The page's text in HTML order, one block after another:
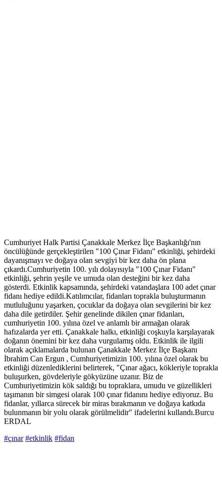
Cumhuriyet Halk Partisi Çanakkale Merkez İlçe Başkanlığı'nın
öncülüğünde gerçekleştirilen "100 Çınar Fidanı" etkinliği, şehirdeki
dayanışmayı ve doğaya olan sevgiyi bir kez daha ön plana
çıkardı.Cumhuriyetin 100. yılı dolayısıyla "100 Çınar Fidanı"
etkinliği, şehrin yeşile ve umuda olan desteğini bir kez daha
gösterdi. Etkinlik kapsamında, şehirdeki vatandaşlara 100 adet çınar
fidanı hediye edildi.Katılımcılar, fidanları toprakla buluşturmanın
mutluluğunu yaşarken, çocuklar da doğaya olan sevgilerini bir kez
daha dile getirdiler. Şehir genelinde dikilen çınar fidanları,
cumhuriyetin 100. yılına özel ve anlamlı bir armağan olarak
hafızalarda yer etti. Çanakkale halkı, etkinliği coşkuyla karşılayarak
doğanın önemini bir kez daha vurgulamış oldu. Etkinlik ile ilgili
olarak açıklamalarda bulunan Çanakkale Merkez İlçe Başkanı
İbrahim Can Ergun , Cumhuriyetimizin 100. yılına özel olarak bu
etkinliği düzenlediklerini belirterek, "Çınar ağacı, kökleriyle toprakla
buluşurken, gövdeleriyle gökyüzüne uzanır. Biz de
Cumhuriyetimizin kök saldığı bu topraklara, umudu ve güzellikleri
taşımanın bir simgesi olarak 100 çınar fidanını hediye ediyoruz. Bu
fidanlar, yıllarca sürecek bir miras bırakmanın ve doğaya katkıda
bulunmanın bir yolu olarak görülmelidir" ifadelerini kullandı.Burcu
ERDAL
#çınar #etkinlik #fidan